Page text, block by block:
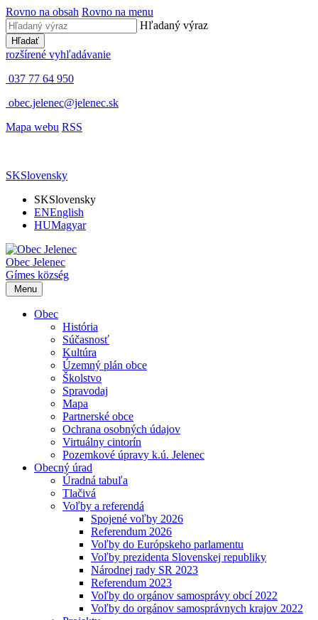
Rovno na obsah Rovno na menu
Hľadaný výraz
Hľadať
rozšírené vyhľadávanie
037 77 64 950
obec.jelenec@jelenec.sk
Mapa webu RSS
SKSlovensky
SKSlovensky
ENEnglish
HUMagyar
Obec Jelenec
Gímes község
Menu
Obec
História
Súčasnosť
Kultúra
Územný plán obce
Školstvo
Spravodaj
Mapa
Partnerské obce
Ochrana osobných údajov
Virtuálny cintorín
Pozemkové úpravy k.ú. Jelenec
Obecný úrad
Úradná tabuľa
Tlačivá
Voľby a referendá
Spojené voľby 2026
Referendum 2026
Voľby do Európskeho parlamentu
Voľby prezidenta Slovenskej republiky
Národnej rady SR 2023
Referendum 2023
Voľby do orgánov samosprávy obcí 2022
Voľby do orgánov samosprávnych krajov 2022